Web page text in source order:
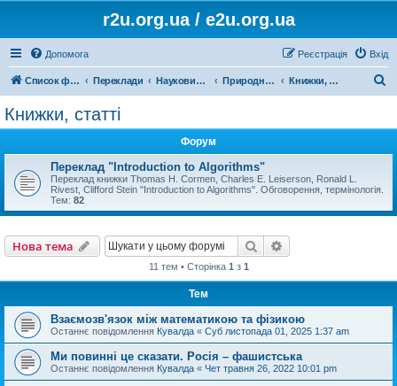
r2u.org.ua / e2u.org.ua
Допомога Вхід
Реєстрація
Список форумів Переклади Науковий переклад Природничі науки, математика, медицина, загальна література Книжки, статті
Книжки, статті
Форум
Переклад "Introduction to Algorithms"
Переклад книжки Thomas H. Cormen, Charles E. Leiserson, Ronald L.
Rivest, Clifford Stein "Introduction to Algorithms". Обговорення, термінологія.
Тем: 82
Нова тема Пошук
11 тем • Сторінка 1 з 1
Тем
Взаємозв'язок між математикою та фізикою
Останнє повідомлення Кувалда « Суб листопада 01, 2025 1:37 am
Ми повинні це сказати. Росія – фашистська
Останнє повідомлення Кувалда « Чет травня 26, 2022 10:01 pm